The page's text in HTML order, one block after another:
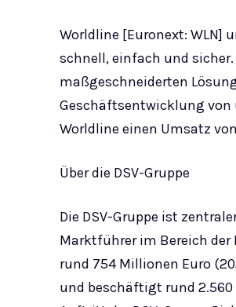
Worldline [Euronext: WLN]
schnell, einfach und
maßgeschneiderten
Geschäftsentwicklung von
Worldline einen Umsatz
Über die DSV-Gruppe
Die DSV-Gruppe ist
Marktführer im Bereich
rund 754 Millionen Euro
und beschäftigt rund